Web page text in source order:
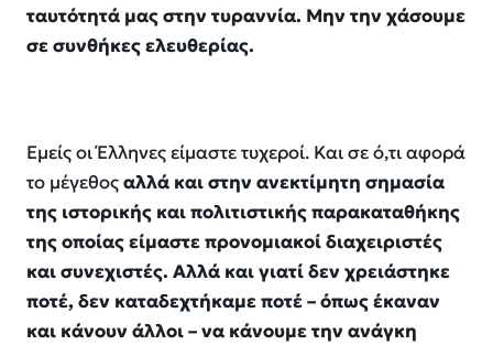
ταυτότητά μας στην τυραννία. Μην την χάσουμε
σε συνθήκες ελευθερίας.
Εμείς οι Έλληνες είμαστε τυχεροί. Καισε ό,τι αφορά
το μέγεθοςαλλά και στην ανεκτίμητη σημασία
της ιστορικής και πολιτιστικής παρακαταθήκης
της οποίας είμαστεπρονομιακοί διαχειριστές
και συνεχιστές. Αλλά και γιατί δενχρειάστηκε
ποτέ, δεν καταδεχτήκαμεποτέ –όπως έκαναν
και κάνουν άλλοι–να κάνουμετην ανάγκη